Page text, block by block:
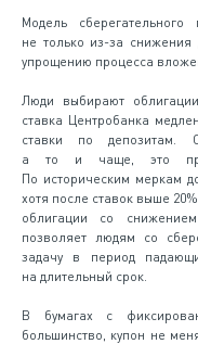
Модель
не только из-за снижения
упрощению процесса
Люди выбирают
ставка Центробанка
ставки по депозитам.
а то и чаще, это
По историческим меркам
хотя после ставок выше
облигации со
позволяет людям со
задачу в период
на длительный срок.
В бумагах с
большинство, купон не